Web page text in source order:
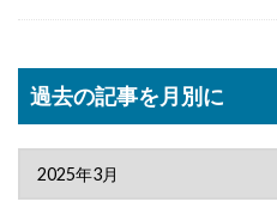
過去の記事を月別に